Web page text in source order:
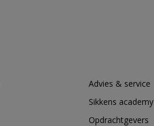
Advies & service
Sikkens academy
Opdrachtgevers